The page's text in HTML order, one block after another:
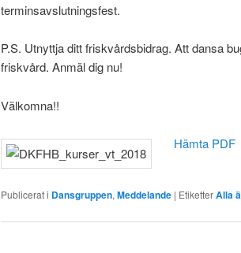
terminsavslutningsfest.
P.S. Utnyttja ditt friskvårdsbidrag. Att dansa
friskvård. Anmäl dig nu!
Välkomna!!
Hämta PDF
Publicerat i Dansgruppen, Meddelande | EtiketterAlla